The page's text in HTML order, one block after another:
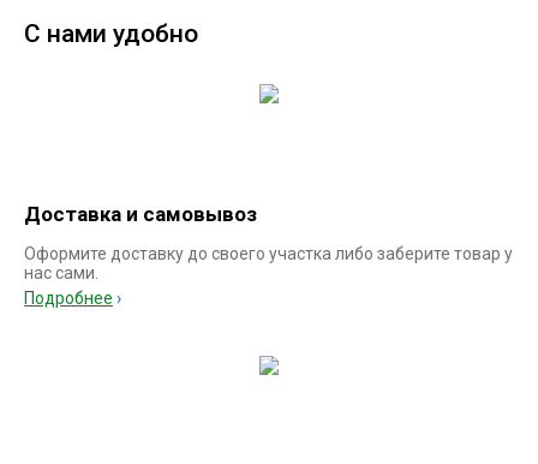
С нами удобно
Доставка и самовывоз
Оформите доставку до своего участка либо заберите товар у
нас сами.
Подробнее